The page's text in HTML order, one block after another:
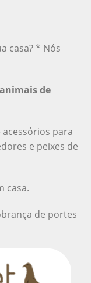
casa? * Nós
de
para
e peixes de
casa.
de portes